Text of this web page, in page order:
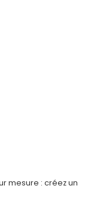
mesure : créez un